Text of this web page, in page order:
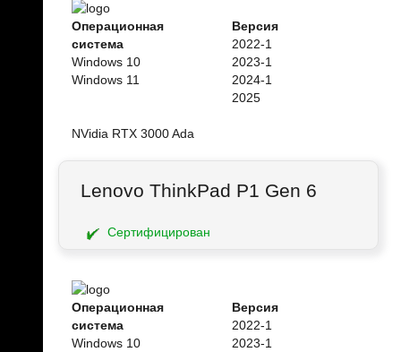
Операционная
система
Windows 10
Windows 11
Версия
2022-1
2023-1
2024-1
2025
NVidia RTX 3000 Ada
Lenovo ThinkPad P1 Gen 6
Сертифицирован
Операционная
система
Windows 10
Версия
2022-1
2023-1